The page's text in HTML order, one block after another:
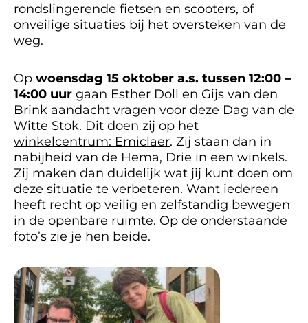
rondslingerende fietsen en scooters, of
onveilige situaties bij het oversteken van de
weg.
Op woensdag 15 oktober a.s. tussen 12:00 –
14:00 uur gaan Esther Doll en Gijs van den
Brink aandacht vragen voor deze Dag van de
Witte Stok. Dit doen zij op het
winkelcentrum: Emiclaer. Zij staan dan in
nabijheid van de Hema, Drie in een winkels.
Zij maken dan duidelijk wat jij kunt doen om
deze situatie te verbeteren. Want iedereen
heeft recht op veilig en zelfstandig bewegen
in de openbare ruimte. Op de onderstaande
foto’s zie je hen beide.